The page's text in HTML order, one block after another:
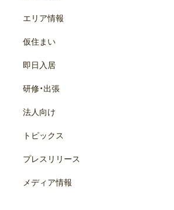
キャンペー
法人研修・入
当者様へ
エリア情報
仮住まい
即日入居
研修・出張
法人向け
トピックス
プレスリリース
メディア情報